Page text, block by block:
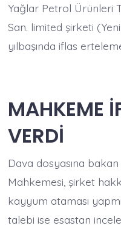
Yağlar Petrol Ürünleri
San. limited şirketi
yılbaşında iflas
MAHKEME
VERDİ
Dava dosyasına
Mahkemesi, şirket
kayyum ataması
talebi ise esastan